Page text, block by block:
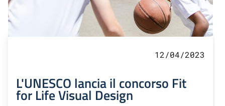
12/04/2023
L'UNESCO lancia il concorso Fit
for Life Visual Design